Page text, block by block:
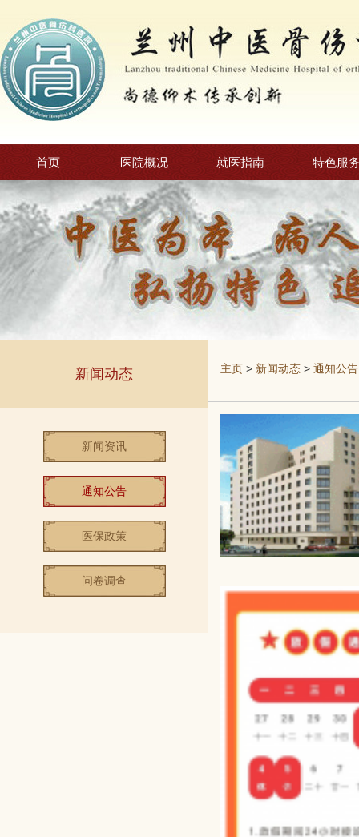
首页 医院概况 就医指南 特色服
新闻动态
新闻资讯
通知公告
医保政策
问卷调查
主页 > 新闻动态 > 通知公告